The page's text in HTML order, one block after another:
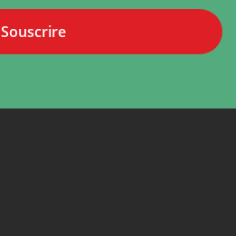
Souscrire